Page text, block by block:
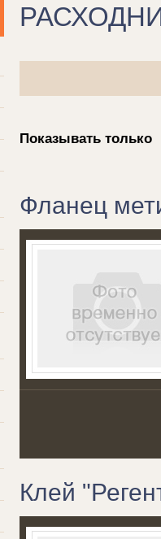
Показывать только
Фланец
Клей